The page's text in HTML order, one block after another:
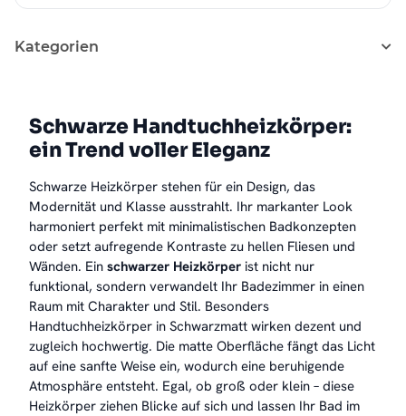
Kategorien
Schwarze Handtuchheizkörper:
ein Trend voller Eleganz
Schwarze Heizkörper stehen für ein Design, das
Modernität und Klasse ausstrahlt. Ihr markanter Look
harmoniert perfekt mit minimalistischen Badkonzepten
oder setzt aufregende Kontraste zu hellen Fliesen und
Wänden. Ein schwarzer Heizkörper ist nicht nur
funktional, sondern verwandelt Ihr Badezimmer in einen
Raum mit Charakter und Stil. Besonders
Handtuchheizkörper in Schwarzmatt wirken dezent und
zugleich hochwertig. Die matte Oberfläche fängt das Licht
auf eine sanfte Weise ein, wodurch eine beruhigende
Atmosphäre entsteht. Egal, ob groß oder klein – diese
Heizkörper ziehen Blicke auf sich und lassen Ihr Bad im